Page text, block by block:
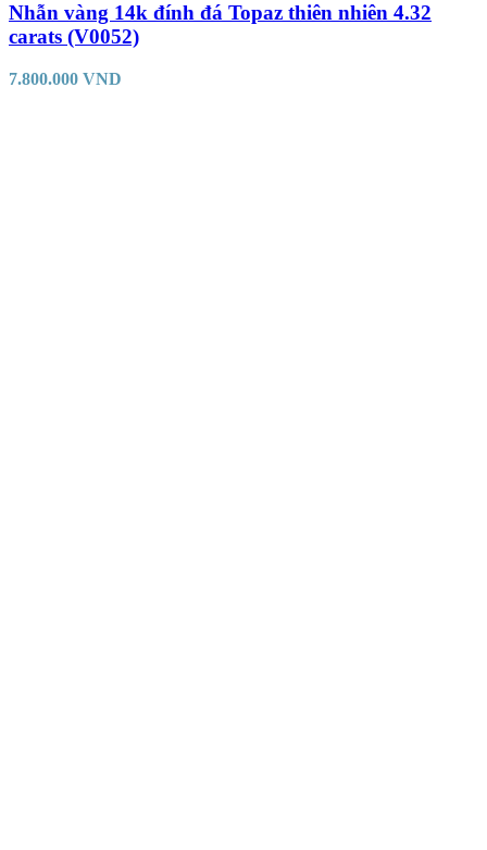
Nhẫn vàng 14k đính đá Topaz thiên nhiên 4.32
carats (V0052)
7.800.000 VND